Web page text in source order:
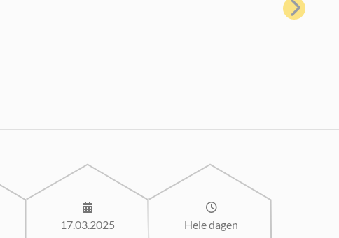
Neste
17.03.2025 Hele dagen